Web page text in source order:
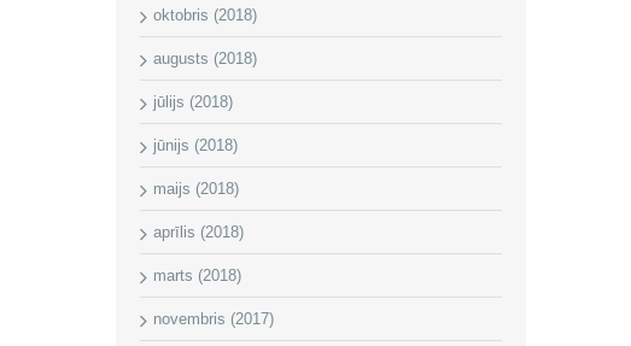
oktobris (2018)
augusts (2018)
jūlijs (2018)
jūnijs (2018)
maijs (2018)
aprīlis (2018)
marts (2018)
novembris (2017)